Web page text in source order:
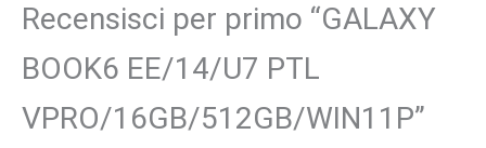
Recensisci per primo “GALAXY
BOOK6 EE/14/U7 PTL
VPRO/16GB/512GB/WIN11P”